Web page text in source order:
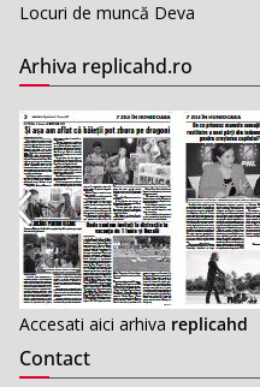
Locuri de muncă Deva
Arhiva replicahd.ro
Accesati aici arhiva replicahd
Contact